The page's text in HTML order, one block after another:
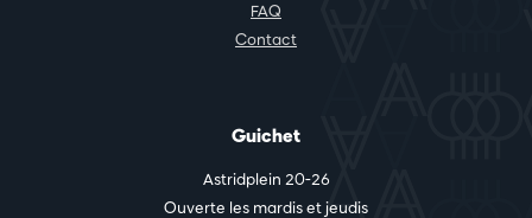
FAQ
Contact
Guichet
Astridplein 20-26
Ouverte les mardis et jeudis